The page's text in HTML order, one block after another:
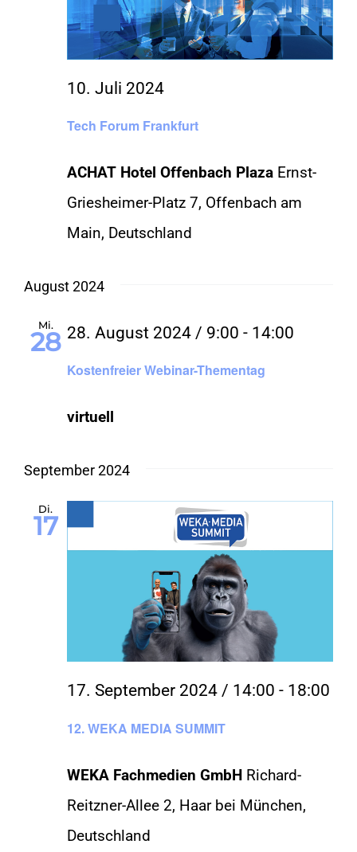
Tech Forum Frankfurt
10. Juli 2024
ACHAT Hotel Offenbach Plaza Ernst-
Griesheimer-Platz 7, Offenbach am
Main, Deutschland
August 2024
Mi.
28
Kostenfreier Webinar-Thementag
28. August 2024 / 9:00 - 14:00
virtuell
September 2024
Di.
17
12. WEKA MEDIA SUMMIT
17. September 2024 / 14:00 - 18:00
WEKA Fachmedien GmbH Richard-
Reitzner-Allee 2, Haar bei München,
Deutschland